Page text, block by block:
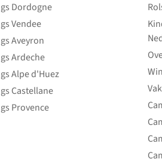
Dordogne
Vendee
Aveyron
Ardeche
Alpe d'Huez
Castellane
Provence